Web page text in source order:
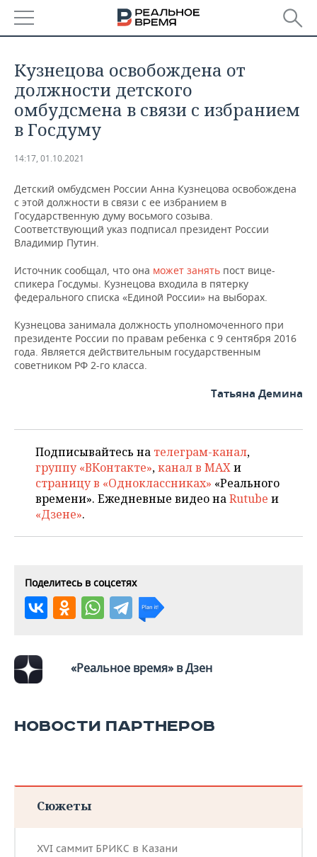
БАШКОРТОСТАН
ТАТАРСТАН
НОВОСТИ
АНАЛИТИКА
КОРОЛИ ГОСЗАКАЗА ПФО
ВУЗЫ ТАТАРСТАНА
КОМУ ПРИНАДЛЕЖАТ
ТОРГОВЫЕ ЦЕНТРЫ
ТАТАРСТАНА
ФИНАНСЫ
БАНКИ
БЮДЖЕТ
ПРОМЫШЛЕННОСТЬ
НОВОСТИ
ПРОМЫШЛЕННОСТИ
МАШИНОСТРОЕНИЕ
НЕФТЕХИМИЯ
НЕФТЬ
НЕДВИЖИМОСТЬ
НОВОСТИ НЕДВИЖИМОСТИ
АВТО
НОВОСТИ АВТО
БИЗНЕС
РОЗНИЧНАЯ ТОРГОВЛЯ
НОВОСТИ ТЕХНОЛОГИЙ
МЕРОПРИЯТИЯ
ONLINE-КОНФЕРЕНЦИИ
ОТКРЫТАЯ ЛЕКЦИЯ
ХОККЕЙ
БАСКЕТБОЛ
ВОЛЕЙБОЛ
ФИГУРНОЕ КАТАНИЕ
ХОККЕЙ С МЯЧОМ
ВЛАСТЬ
ИНФРАСТРУКТУРА
ИСТОРИЯ
МЕДИЦИНА
ПРОИСШЕСТВИЯ
СЮЖЕТЫ
СПРАВОЧНИК
СПИСОК ПЕРСОН
ПОЛНАЯ ВЕРСИЯ
Кузнецова освобождена от
должности детского
омбудсмена в связи с избранием
в Госдуму
14:17, 01.10.2021
Детский омбудсмен России Анна Кузнецова освобождена
с этой должности в связи с ее избранием в
Государственную думу восьмого созыва.
Соответствующий указ подписал президент России
Владимир Путин.
Источник сообщал, что она может занять пост вице-
спикера Госдумы. Кузнецова входила в пятерку
федерального списка «Единой России» на выборах.
Кузнецова занимала должность уполномоченного при
президенте России по правам ребенка с 9 сентября 2016
года. Является действительным государственным
советником РФ 2-го класса.
Татьяна Демина
Подписывайтесь на телеграм-канал,
группу «ВКонтакте»,канал в MAXи
страницу в «Одноклассниках» «Реального
времени». Ежедневные видео наRutube и
«Дзене».
Поделитесь в соцсетях
«Реальное время» в Дзен
НОВОСТИ ПАРТНЕРОВ
Сюжеты
XVI саммит БРИКС в Казани